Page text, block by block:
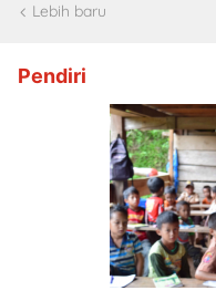
Lebih baru
Pendiri